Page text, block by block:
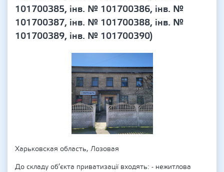
101700385, інв. № 101700386, інв. №
101700387, інв. № 101700388, інв. №
101700389, інв. № 101700390)
Харьковская область, Лозовая
До складу об’єкта приватизації входять: - нежитлова